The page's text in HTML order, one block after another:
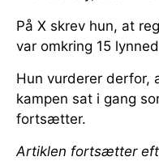
På X skrev hun, at
var omkring 15
Hun vurderer
kampen sat i gang
fortsætter.
Artiklen fortsætter